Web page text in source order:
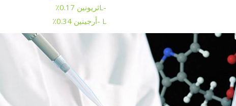
-Lثريونين 0.17٪
L -أرجينين 0.34٪